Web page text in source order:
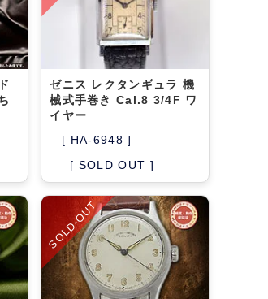
ゼニス レクタンギュラ 機
械式手巻き Cal.8 3/4F ワ
イヤー
[ HA-6948 ]
[ SOLD OUT ]
SOLD-OUT